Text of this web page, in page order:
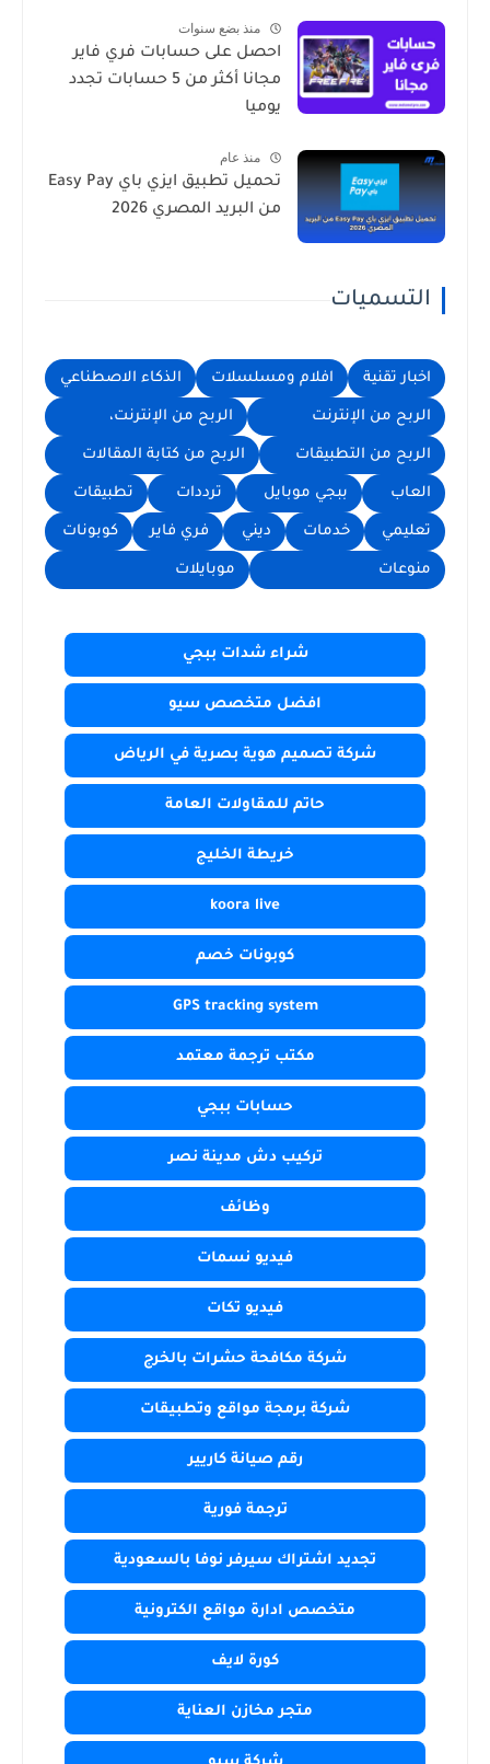
منذ بضع سنوات
احصل على حسابات فري فاير
مجانا أكثر من 5 حسابات تجدد
يوميا
منذ عام
تحميل تطبيق ايزي باي Easy Pay
من البريد المصري 2026
التسميات
اخبار تقنية افلام ومسلسلات الذكاء الاصطناعي
الربح من الإنترنت الربح من الإنترنت،
الربح من التطبيقات الربح من كتابة المقالات
العاب ببجي موبايل ترددات تطبيقات
تعليمي خدمات ديني فري فاير كوبونات
منوعات موبايلات
شراء شدات ببجي
افضل متخصص سيو
شركة تصميم هوية بصرية في الرياض
حاتم للمقاولات العامة
خريطة الخليج
koora live
كوبونات خصم
GPS tracking system
مكتب ترجمة معتمد
حسابات ببجي
تركيب دش مدينة نصر
وظائف
فيديو نسمات
فيديو تكات
شركة مكافحة حشرات بالخرج
شركة برمجة مواقع وتطبيقات
رقم صيانة كاريير
ترجمة فورية
تجديد اشتراك سيرفر نوفا بالسعودية
متخصص ادارة مواقع الكترونية
كورة لايف
متجر مخازن العناية